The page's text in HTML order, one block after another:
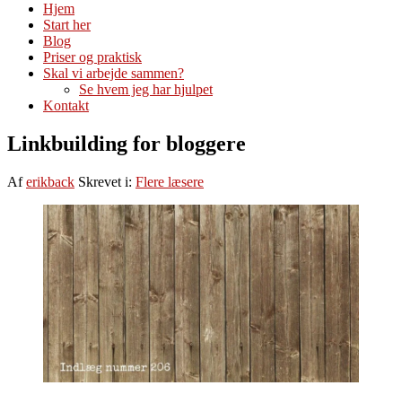
Hjem
Start her
Blog
Priser og praktisk
Skal vi arbejde sammen?
Se hvem jeg har hjulpet
Kontakt
Linkbuilding for bloggere
Aferikback Skrevet i: Flere læsere